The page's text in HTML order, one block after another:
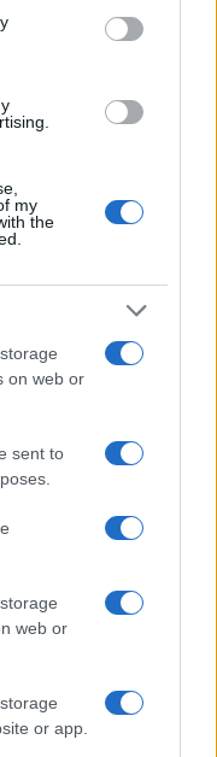
my
the
on web or
sent to
web or
or app.
για τους
το μάθημα των
Ιουνίου, οι
(Άλγεβρα).
17 Ιουνίου οι
με ενδιάμεσο κενό,
η 08:30 και έτσι,